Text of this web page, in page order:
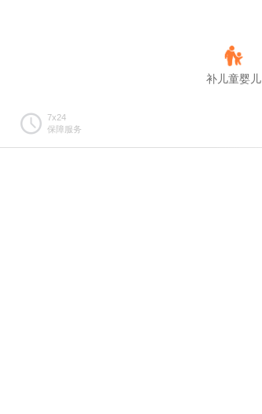
补儿童婴儿
7x24
保障服务